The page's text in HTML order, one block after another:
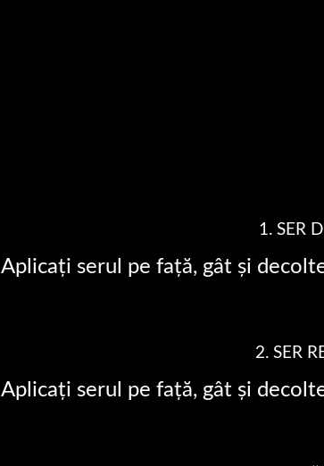
1. SER
Aplicați serul pe față, gât și
2. SER
Aplicați serul pe față, gât și